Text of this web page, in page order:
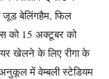
जूड बेलिंगहैम, फिल
को 15 अक्टूबर को
खेलने के लिए रीगा के
में वेम्बली स्टेडियम